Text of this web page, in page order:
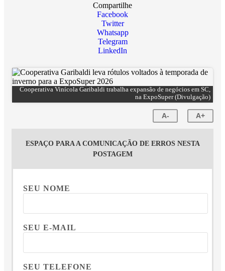
Compartilhe
Facebook
Twitter
Whatsapp
Telegram
LinkedIn
Cooperativa Vinícola Garibaldi trabalha expansão de negócios em SC,
na ExpoSuper (Divulgação)
A- A+
ESPAÇO PARA A COMUNICAÇÃO DE ERROS NESTA
POSTAGEM
SEU NOME
SEU E-MAIL
SEU TELEFONE